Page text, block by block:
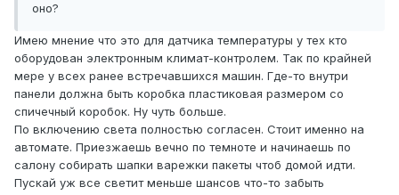
оно?
Имею мнение что это для датчика температуры у тех кто
оборудован электронным климат-контролем. Так по крайней
мере у всех ранее встречавшихся машин. Где-то внутри
панели должна быть коробка пластиковая размером со
спичечный коробок. Ну чуть больше.
По включению света полностью согласен. Стоит именно на
автомате. Приезжаешь вечно по темноте и начинаешь по
салону собирать шапки варежки пакеты чтоб домой идти.
Пускай уж все светит меньше шансов что-то забыть